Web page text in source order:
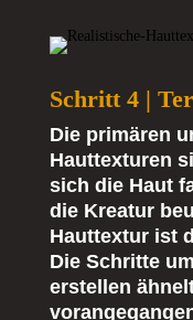
Schritt 4 |
Die primären
Hauttexturen
sich die Haut
die Kreatur
Hauttextur ist
Die Schritte
erstellen